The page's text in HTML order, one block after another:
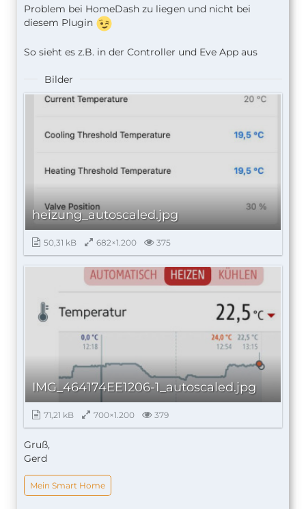
Problem bei HomeDash zu liegen und nicht bei
diesem Plugin
So sieht es z.B. in der Controller und Eve App aus
Bilder
heizung_autoscaled.jpg
50,31 kB 682×1.200 375
IMG_464174EE1206-1_autoscaled.jpg
71,21 kB 700×1.200 379
Gruß,
Gerd
Mein Smart Home